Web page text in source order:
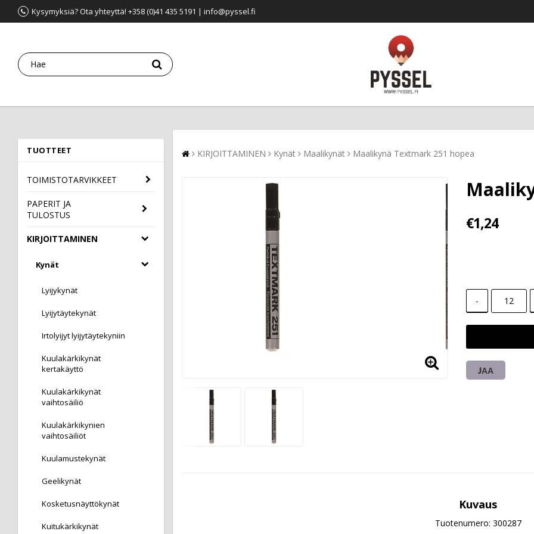
Kysymyksiä? Ota yhteyttä! +358 (0)41 435 5191 | info@pyssel.fi
TUOTTEET
TOIMISTOTARVIKKEET
PAPERIT JA
TULOSTUS
KIRJOITTAMINEN
Kynät
Lyijykynät
Lyijytäytekynät
Irtolyijyt lyijytäytekyniin
Kuulakärkikynät
kertakäyttö
Kuulakärkikynät
vaihtosäiliö
Kuulakärkikynien
vaihtosäiliöt
Kuulamustekynät
Geelikynät
Kosketusnäyttökynät
Kuitukärkikynät
KIRJOITTAMINEN Kynät Maalikynät Maalikynä Textmark 251 hopea
€1,24
-
JAA
Kuvaus
Tuotenumero: 300287